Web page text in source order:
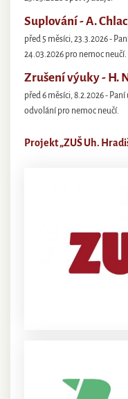
Suplování - A.
před 5 měsíci, 23.3.2026 -
24.03.2026 pro nemoc neučí.
Zrušení výuky - H.
před 6 měsíci, 8.2.2026 -
odvolání pro nemoc neučí.
Projekt „ZUŠ Uh.